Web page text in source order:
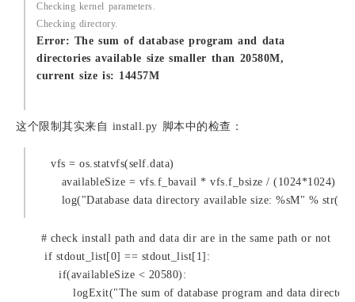
Checking kernel parameters.
Checking directory.
Error: The sum of database program and data
directories available size smaller than 20580M,
current size is: 14457M
这个限制其实来自 install.py 脚本中的检查：
vfs = os.statvfs(self.data)
availableSize = vfs.f_bavail * vfs.f_bsize / (1024*1024)
log("Database data directory available size: %sM" %
# check install path and data dir are in the same path or not
if stdout_list[0] == stdout_list[1]:
if(availableSize < 20580):
logExit("The sum of database program and data directories